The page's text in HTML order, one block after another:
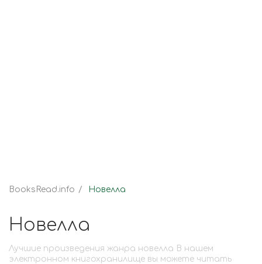
BooksRead.info Новелла
Новелла
Лучшие произведения жанра новелла В нашем
электронном книгохранилище вы можете читать